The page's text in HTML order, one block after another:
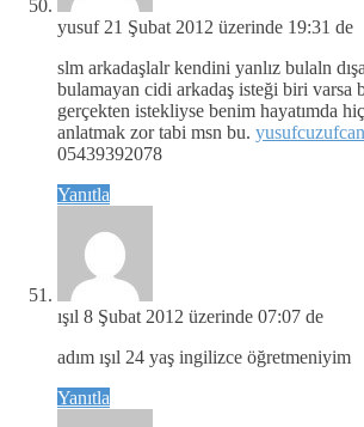
yusuf 21 Şubat 2012 üzerinde 19:31 de
slm arkadaşlalr kendini yanlız bulaln
bulamayan cidi arkadaş isteği biri varsa
gerçekten istekliyse benim hayatımda
anlatmak zor tabi msn bu.
05439392078
Yanıtla
ışıl 8 Şubat 2012 üzerinde 07:07 de
adım ışıl 24 yaş ingilizce öğretmeniyim
Yanıtla